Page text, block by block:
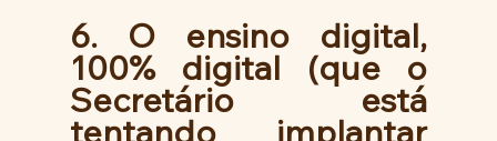
6. O ensino digital,
100% digital (que o
Secretário está
tentando implantar